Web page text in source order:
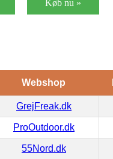
Køb nu »
Webshop
GrejFreak.dk
ProOutdoor.dk
55Nord.dk